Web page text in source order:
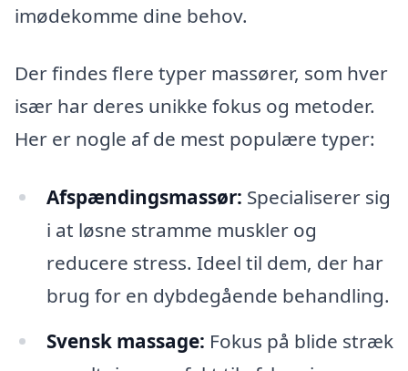
imødekomme dine behov.
Der findes flere typer massører, som hver
især har deres unikke fokus og metoder.
Her er nogle af de mest populære typer:
Afspændingsmassør: Specialiserer sig
i at løsne stramme muskler og
reducere stress. Ideel til dem, der har
brug for en dybdegående behandling.
Svensk massage: Fokus på blide stræk